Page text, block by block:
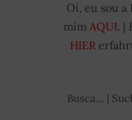
Oi, eu sou a
mim AQUI. |
HIER